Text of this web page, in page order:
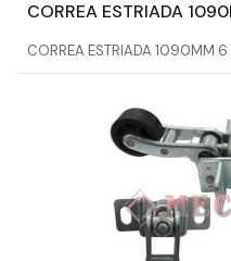
CORREA ESTRIADA
CORREA ESTRIADA 1090MM 6